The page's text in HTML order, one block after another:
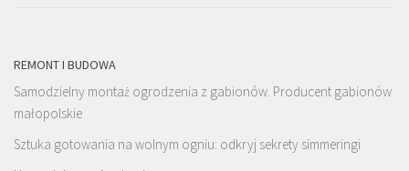
REMONT I BUDOWA
Samodzielny montaż ogrodzenia z gabionów. Producent gabionów
małopolskie
Sztuka gotowania na wolnym ogniu: odkryj sekrety simmeringi